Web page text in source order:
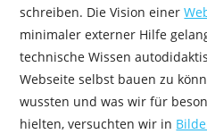
schreiben. Die Vision einer
minimaler externer Hilfe
technische Wissen
Webseite selbst bauen zu
wussten und was wir für
hielten, versuchten wir in